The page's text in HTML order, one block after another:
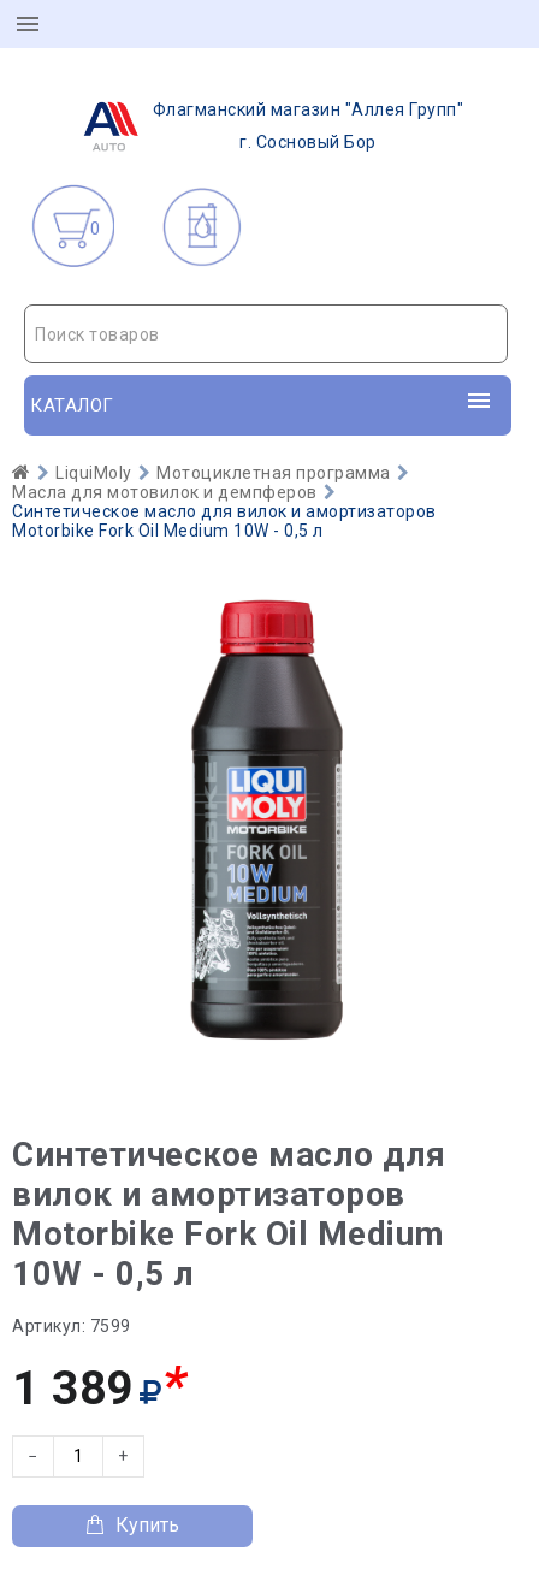
Флагманский магазин "Аллея Групп"
г. Сосновый Бор
0
Поиск товаров
КАТАЛОГ
LiquiMoly
Мотоциклетная программа
Масла для мотовилок и демпферов
Синтетическое масло для вилок и амортизаторов
Motorbike Fork Oil Medium 10W - 0,5 л
Синтетическое масло для
вилок и амортизаторов
Motorbike Fork Oil Medium
10W - 0,5 л
Артикул: 7599
1 389 *
− +
Купить